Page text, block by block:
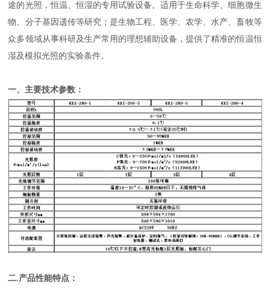
途的光照，恒温、恒湿的专用试验设备。适用于生命科学、细胞微生
物、分子基因遗传等研究；是生物工程、医学、农学、水产、畜牧等
众多领域从事科研及生产常用的理想辅助设备，提供了精准的恒温恒
湿及模拟光照的实验条件。
一、主要技术参数：
二.产品性能特点：